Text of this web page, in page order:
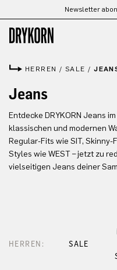
Zum Hauptinhalt springen
Newsletter
HERREN / SALE /
Jeans
Entdecke DRYKORN Jeans
klassischen und modernen
Regular-Fits wie SIT,
Styles wie WEST – jetzt zu
vielseitigen Jeans deiner
HERREN: SALE